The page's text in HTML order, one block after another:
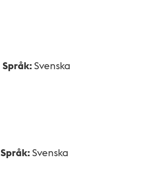
Språk:Svenska
Språk:Svenska